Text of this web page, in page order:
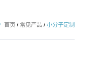
首页 / 常见产品 / 小分子定制